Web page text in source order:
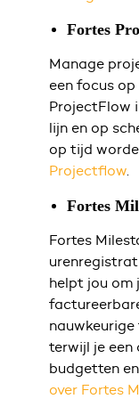
Fortes
Manage
een focus
ProjectFlow
lijn en op
op tijd
Projectflow.
Fortes
Fortes
helpt jou om
terwijl je een
budgetten
over Fortes